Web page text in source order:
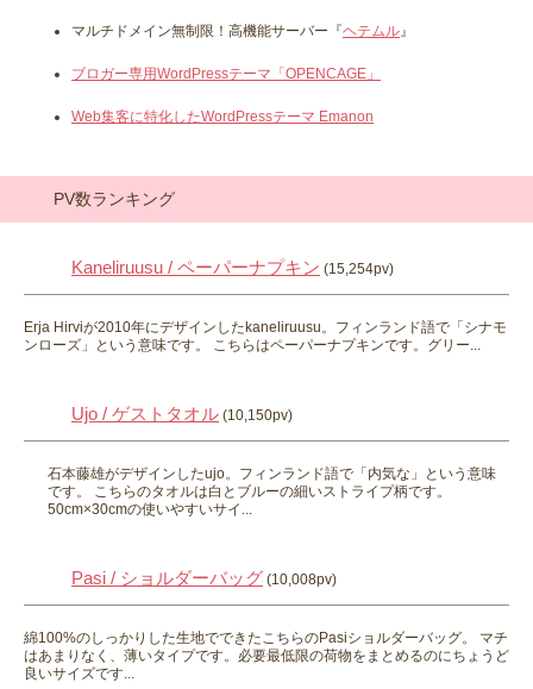
マルチドメイン無制限！高機能サーバー『ヘテムル』
ブロガー専用WordPressテーマ「OPENCAGE」
Web集客に特化したWordPressテーマ Emanon
PV数ランキング
Kaneliruusu / ペーパーナプキン (15,254pv)
Erja Hirviが2010年にデザインしたkaneliruusu。フィンランド語で「シナモ
ンローズ」という意味です。 こちらはペーパーナプキンです。グリー...
Ujo / ゲストタオル (10,150pv)
石本藤雄がデザインしたujo。フィンランド語で「内気な」という意味
です。 こちらのタオルは白とブルーの細いストライプ柄です。
50cm×30cmの使いやすいサイ...
Pasi / ショルダーバッグ (10,008pv)
綿100%のしっかりした生地でできたこちらのPasiショルダーバッグ。 マチ
はあまりなく、薄いタイプです。必要最低限の荷物をまとめるのにちょうど
良いサイズです...